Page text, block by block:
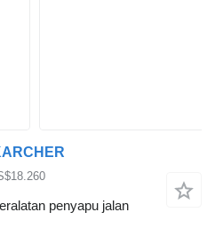
penyapu jalan